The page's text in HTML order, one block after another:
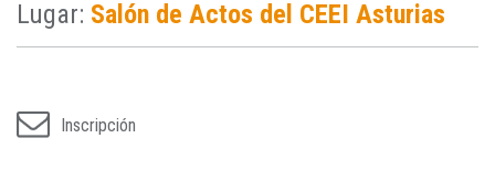
Lugar: Salón de Actos del CEEI Asturias
Inscripción